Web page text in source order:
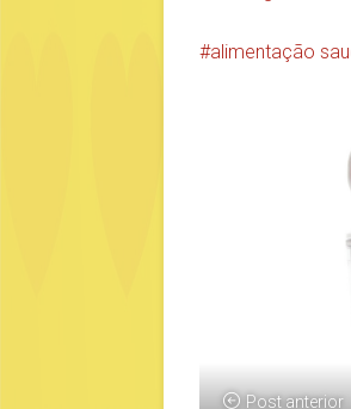
alimentação
Post anterior